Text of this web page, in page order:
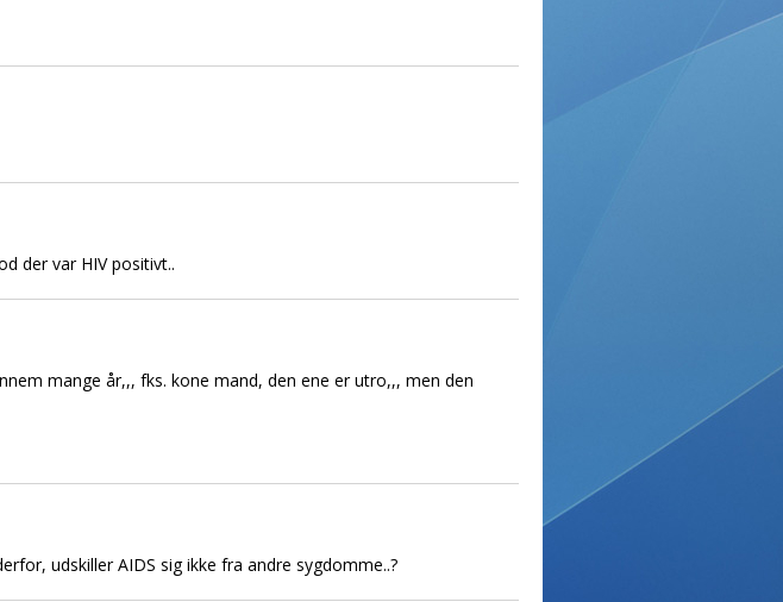
der var HIV positivt..
mange år,,, fks. kone mand, den ene er utro,,, men den
udskiller AIDS sig ikke fra andre sygdomme..?